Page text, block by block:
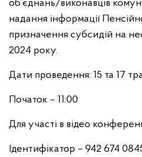
об’єднань/виконавців
надання інформації
призначення субсидій на
2024 року.
Дати проведення: 15 та 17
Початок – 11:00
Для участі в відео
Ідентифікатор – 942 674